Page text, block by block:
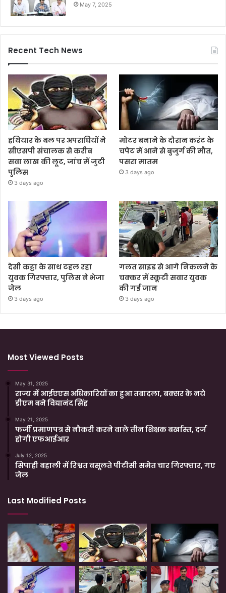
May 7, 2025
Recent Tech News
हथियार के बल पर अपराधियों ने
सीएसपी संचालक से करीब
सवा लाख की लूट, जांच में जुटी
पुलिस
3 days ago
मोटर बनाने के दौरान करंट के
चपेट में आने से बुजुर्ग की मौत,
पसरा मातम
3 days ago
देसी कट्टा के साथ टहल रहा
युवक गिरफ्तार, पुलिस ने भेजा
जेल
3 days ago
गलत साइड से आगे निकलने के
चक्कर में स्कूटी सवार युवक
की गई जान
3 days ago
Most Viewed Posts
May 31, 2025
राज्य में आईएएस अधिकारियों का हुआ तबादला, बक्सर के नये
डीएम बने विद्यानंद सिंह
May 21, 2025
फर्जी प्रमाणपत्र से नौकरी करने वाले तीन शिक्षक बर्खास्त, दर्ज
होगी एफआईआर
July 12, 2025
सिपाही बहाली में रिश्वत वसूलते पीटीसी समेत चार गिरफ्तार, गए
जेल
Last Modified Posts